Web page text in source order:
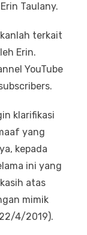
Taulany.
terkait
Erin.
YouTube
klarifikasi
yang
kepada
ini yang
atas
mimik
4/2019).